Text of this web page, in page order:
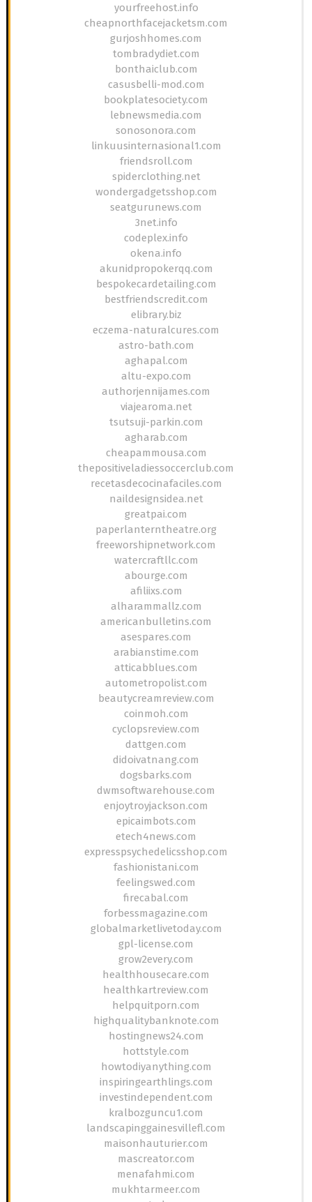
yourfreehost.info
cheapnorthfacejacketsm.com
gurjoshhomes.com
tombradydiet.com
bonthaiclub.com
casusbelli-mod.com
bookplatesociety.com
lebnewsmedia.com
sonosonora.com
linkuusinternasional1.com
friendsroll.com
spiderclothing.net
wondergadgetsshop.com
seatgurunews.com
3net.info
codeplex.info
okena.info
akunidpropokerqq.com
bespokecardetailing.com
bestfriendscredit.com
elibrary.biz
eczema-naturalcures.com
astro-bath.com
aghapal.com
altu-expo.com
authorjennijames.com
viajearoma.net
tsutsuji-parkin.com
agharab.com
cheapammousa.com
thepositiveladiessoccerclub.com
recetasdecocinafaciles.com
naildesignsidea.net
greatpai.com
paperlanterntheatre.org
freeworshipnetwork.com
watercraftllc.com
abourge.com
afiliixs.com
alharammallz.com
americanbulletins.com
asespares.com
arabianstime.com
atticabblues.com
autometropolist.com
beautycreamreview.com
coinmoh.com
cyclopsreview.com
dattgen.com
didoivatnang.com
dogsbarks.com
dwmsoftwarehouse.com
enjoytroyjackson.com
epicaimbots.com
etech4news.com
expresspsychedelicsshop.com
fashionistani.com
feelingswed.com
firecabal.com
forbessmagazine.com
globalmarketlivetoday.com
gpl-license.com
grow2every.com
healthhousecare.com
healthkartreview.com
helpquitporn.com
highqualitybanknote.com
hostingnews24.com
hottstyle.com
howtodiyanything.com
inspiringearthlings.com
investindependent.com
kralbozguncu1.com
landscapinggainesvillefl.com
maisonhauturier.com
mascreator.com
menafahmi.com
mukhtarmeer.com